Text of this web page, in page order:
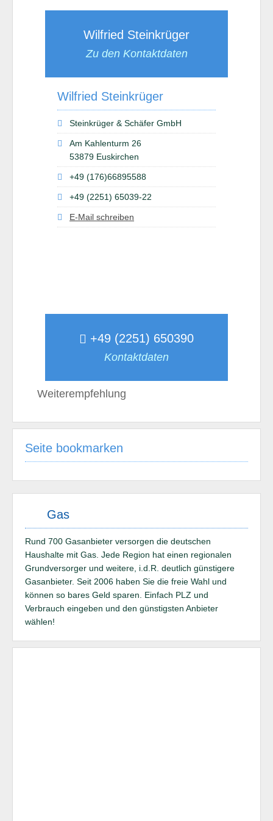
Wilfried Steinkrüger
Zu den Kontaktdaten
Wilfried Steinkrüger
Steinkrüger & Schäfer GmbH
Am Kahlenturm 26
53879 Euskirchen
+49 (176)66895588
+49 (2251) 65039-22
E-Mail schreiben
+49 (2251) 650390
Kontaktdaten
Weiterempfehlung
Seite bookmarken
Gas
Rund 700 Gasanbieter versorgen die deutschen
Haushalte mit Gas. Jede Region hat einen regionalen
Grundversorger und weitere, i.d.R. deutlich günstigere
Gasanbieter. Seit 2006 haben Sie die freie Wahl und
können so bares Geld sparen. Einfach PLZ und
Verbrauch eingeben und den günstigsten Anbieter
wählen!